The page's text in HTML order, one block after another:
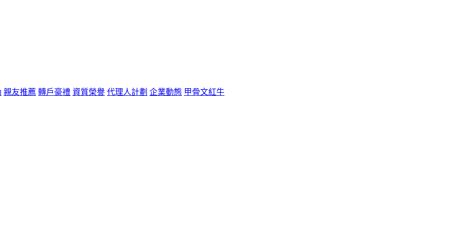
親友推薦 轉戶豪禮 資質榮譽 代理人計劃 企業動態 甲骨文紅牛